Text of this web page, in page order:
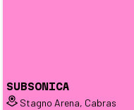
SUBSONICA
Stagno Arena, Cabras